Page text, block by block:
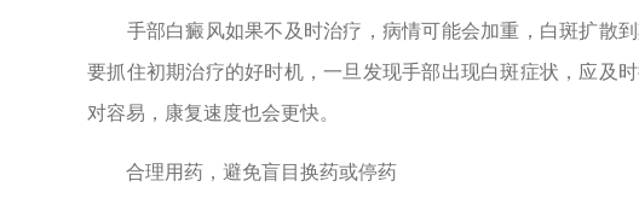
手部白癜风如果不及时治疗，病情可能会加重，白斑扩散到
要抓住初期治疗的好时机，一旦发现手部出现白斑症状，应及
对容易，康复速度也会更快。
合理用药，避免盲目换药或停药